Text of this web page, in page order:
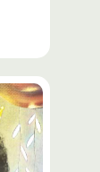
محتوى
مميّز